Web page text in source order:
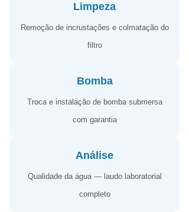
Limpeza
Remoção de incrustações e colmatação do
filtro
Bomba
Troca e instalação de bomba submersa
com garantia
Análise
Qualidade da água — laudo laboratorial
completo